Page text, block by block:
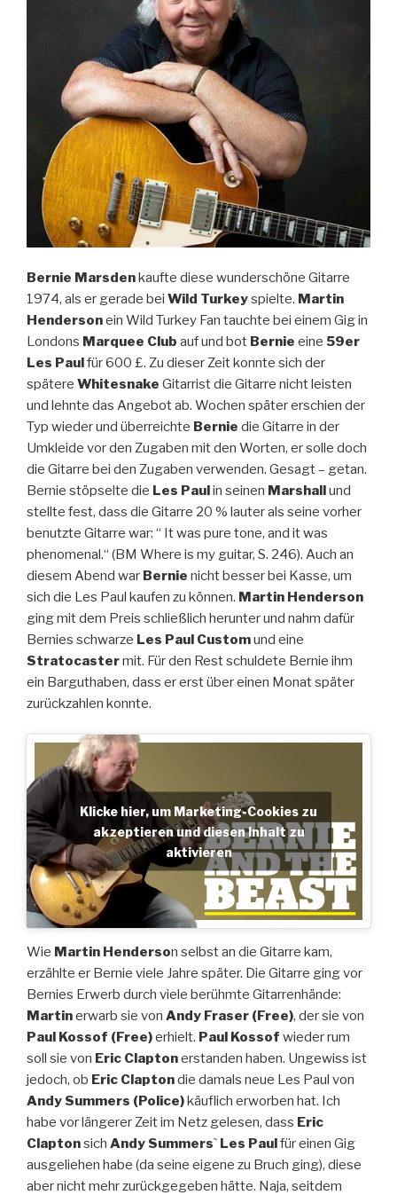
Bernie Marsdenkaufte diese wunderschöne Gitarre
1974, als er gerade bei Wild Turkeyspielte. Martin
Hendersonein Wild Turkey Fan tauchte bei einem Gig in
Londons Marquee Club auf und bot Bernie eine 59er
Les Paulfür 600 £. Zu dieser Zeit konnte sich der
spätere Whitesnake Gitarrist die Gitarre nicht leisten
und lehnte das Angebot ab. Wochen später erschien der
Typ wieder und überreichte Bernie die Gitarre in der
Umkleide vor den Zugaben mit den Worten, er solle doch
die Gitarre bei den Zugaben verwenden. Gesagt – getan.
Bernie stöpselte die Les Paulin seinen Marshallund
stellte fest, dass die Gitarre 20 % lauter als seine vorher
benutzte Gitarre war: “ It was pure tone, and it was
phenomenal.“ (BM Where is my guitar, S. 246). Auch an
diesem Abend war Bernie nicht besser bei Kasse, um
sich die Les Paul kaufen zu können. Martin Henderson
ging mit dem Preis schließlich herunter und nahm dafür
Bernies schwarze Les Paul Customund eine
Stratocastermit. Für den Rest schuldete Bernie ihm
ein Barguthaben, dass er erst über einen Monat später
zurückzahlen konnte.
Klicke hier, um Marketing-Cookies zu
akzeptieren und diesen Inhalt zu
aktivieren
Wie Martin Henderson selbst an die Gitarre kam,
erzählte er Bernie viele Jahre später. Die Gitarre ging vor
Bernies Erwerb durch viele berühmte Gitarrenhände:
Martinerwarb sie von Andy Fraser (Free), der sie von
Paul Kossof (Free)erhielt. Paul Kossof wieder rum
soll sie von Eric Claptonerstanden haben. Ungewiss ist
jedoch, ob Eric Claptondie damals neue Les Paul von
Andy Summers (Police)käuflich erworben hat. Ich
habe vor längerer Zeit im Netz gelesen, dass Eric
Claptonsich Andy Summers` Les Paulfür einen Gig
ausgeliehen habe (da seine eigene zu Bruch ging), diese
aber nicht mehr zurückgegeben hätte. Naja, seitdem